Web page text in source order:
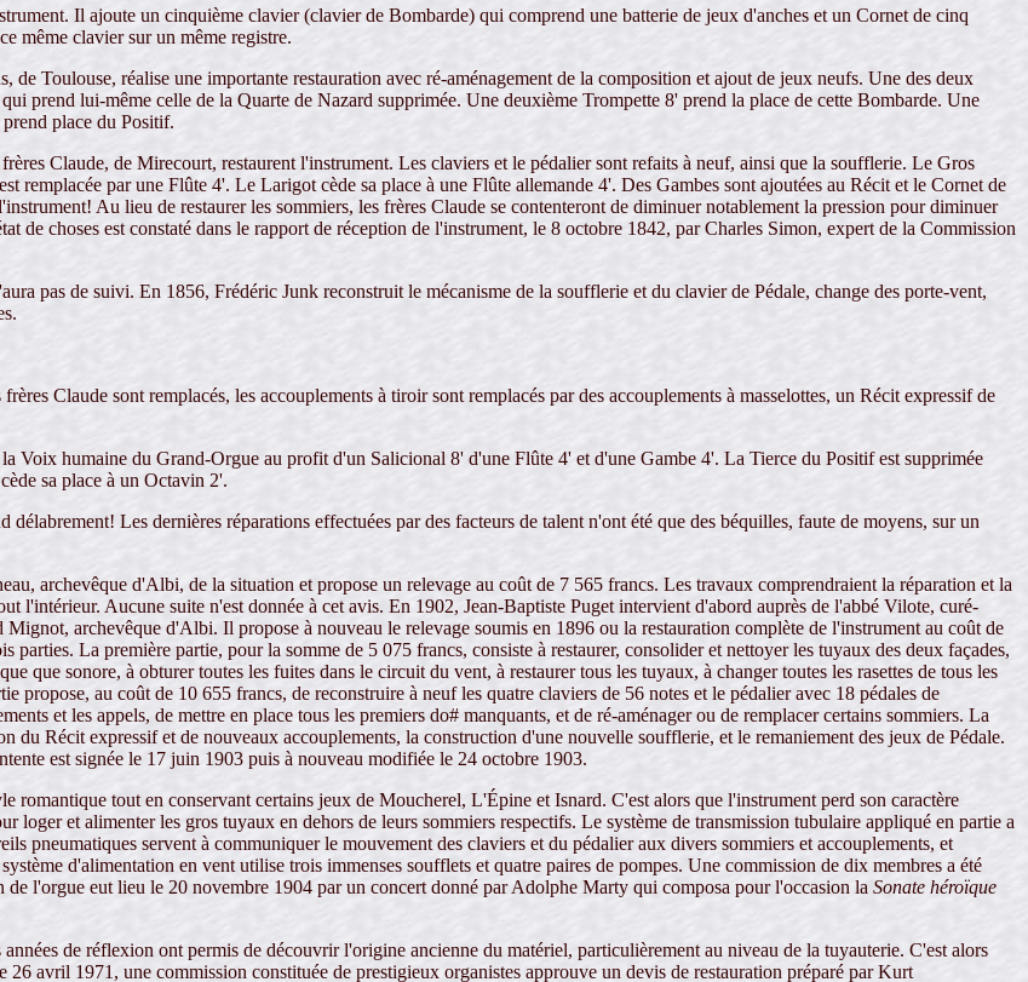
Il ajoute un cinquième clavier (clavier de Bombarde) qui comprend une batterie de jeux d'anches et un Cornet de cinq
même clavier sur un même registre.
Toulouse, réalise une importante restauration avec ré-aménagement de la composition et ajout de jeux neufs. Une des deux
prend lui-même celle de la Quarte de Nazard supprimée. Une deuxième Trompette 8' prend la place de cette Bombarde. Une
place du Positif.
Claude, de Mirecourt, restaurent l'instrument. Les claviers et le pédalier sont refaits à neuf, ainsi que la soufflerie. Le Gros
remplacée par une Flûte 4'. Le Larigot cède sa place à une Flûte allemande 4'. Des Gambes sont ajoutées au Récit et le Cornet de
Au lieu de restaurer les sommiers, les frères Claude se contenteront de diminuer notablement la pression pour diminuer
de choses est constaté dans le rapport de réception de l'instrument, le 8 octobre 1842, par Charles Simon, expert de la Commission
pas de suivi. En 1856, Frédéric Junk reconstruit le mécanisme de la soufflerie et du clavier de Pédale, change des porte-vent,
Claude sont remplacés, les accouplements à tiroir sont remplacés par des accouplements à masselottes, un Récit expressif de
Voix humaine du Grand-Orgue au profit d'un Salicional 8' d'une Flûte 4' et d'une Gambe 4'. La Tierce du Positif est supprimée
sa place à un Octavin 2'.
Les dernières réparations effectuées par des facteurs de talent n'ont été que des béquilles, faute de moyens, sur un
archevêque d'Albi, de la situation et propose un relevage au coût de 7 565 francs. Les travaux comprendraient la réparation et la
l'intérieur. Aucune suite n'est donnée à cet avis. En 1902, Jean-Baptiste Puget intervient d'abord auprès de l'abbé Vilote, curé-
archevêque d'Albi. Il propose à nouveau le relevage soumis en 1896 ou la restauration complète de l'instrument au coût de
La première partie, pour la somme de 5 075 francs, consiste à restaurer, consolider et nettoyer les tuyaux des deux façades,
que sonore, à obturer toutes les fuites dans le circuit du vent, à restaurer tous les tuyaux, à changer toutes les rasettes de tous les
propose, au coût de 10 655 francs, de reconstruire à neuf les quatre claviers de 56 notes et le pédalier avec 18 pédales de
et les appels, de mettre en place tous les premiers do# manquants, et de ré-aménager ou de remplacer certains sommiers. La
du Récit expressif et de nouveaux accouplements, la construction d'une nouvelle soufflerie, et le remaniement des jeux de Pédale.
est signée le 17 juin 1903 puis à nouveau modifiée le 24 octobre 1903.
romantique tout en conservant certains jeux de Moucherel, L'Épine et Isnard. C'est alors que l'instrument perd son caractère
loger et alimenter les gros tuyaux en dehors de leurs sommiers respectifs. Le système de transmission tubulaire appliqué en partie a
pneumatiques servent à communiquer le mouvement des claviers et du pédalier aux divers sommiers et accouplements, et
d'alimentation en vent utilise trois immenses soufflets et quatre paires de pompes. Une commission de dix membres a été
l'orgue eut lieu le 20 novembre 1904 par un concert donné par Adolphe Marty qui composa pour l'occasion la Sonate héroïque
de réflexion ont permis de découvrir l'origine ancienne du matériel, particulièrement au niveau de la tuyauterie. C'est alors
avril 1971, une commission constituée de prestigieux organistes approuve un devis de restauration préparé par Kurt